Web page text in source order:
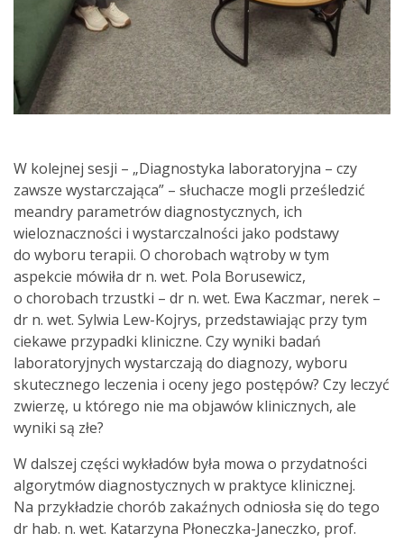
W kolejnej sesji – „Diagnostyka laboratoryjna – czy
zawsze wystarczająca” – słuchacze mogli prześledzić
meandry parametrów diagnostycznych, ich
wieloznaczności i wystarczalności jako podstawy
do wyboru terapii. O chorobach wątroby w tym
aspekcie mówiła dr n. wet. Pola Borusewicz,
o chorobach trzustki – dr n. wet. Ewa Kaczmar, nerek –
dr n. wet. Sylwia Lew-Kojrys, przedstawiając przy tym
ciekawe przypadki kliniczne. Czy wyniki badań
laboratoryjnych wystarczają do diagnozy, wyboru
skutecznego leczenia i oceny jego postępów? Czy leczyć
zwierzę, u którego nie ma objawów klinicznych, ale
wyniki są złe?
W dalszej części wykładów była mowa o przydatności
algorytmów diagnostycznych w praktyce klinicznej.
Na przykładzie chorób zakaźnych odniosła się do tego
dr hab. n. wet. Katarzyna Płoneczka-Janeczko, prof.